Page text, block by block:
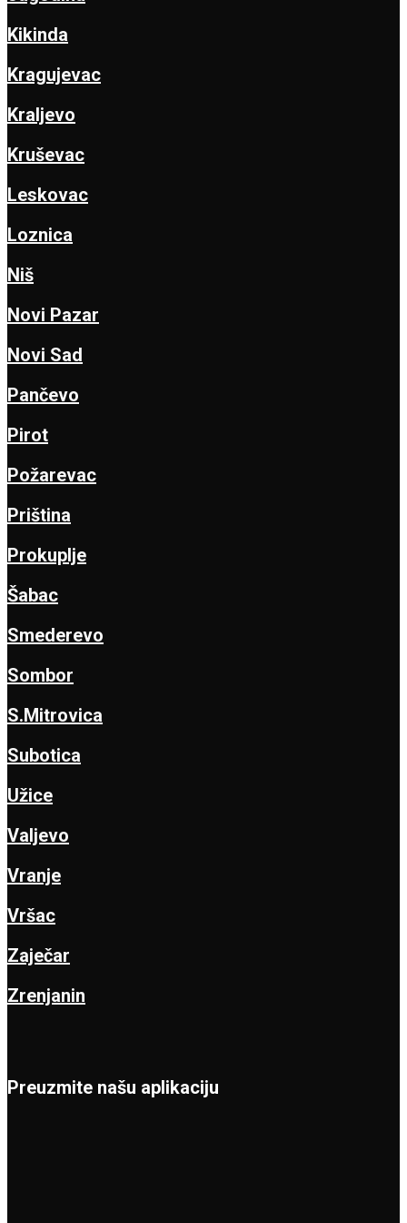
Kikinda
Kragujevac
Kraljevo
Kruševac
Leskovac
Loznica
Niš
Novi Pazar
Novi Sad
Pančevo
Pirot
Požarevac
Priština
Prokuplje
Šabac
Smederevo
Sombor
S.Mitrovica
Subotica
Užice
Valjevo
Vranje
Vršac
Zaječar
Zrenjanin
Preuzmite našu aplikaciju